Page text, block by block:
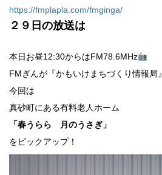
https://fmplapla.com/fmginga/
２９ 日の放送は
本日お昼12:30からはFM78.6MHz
FMぎんが『かもいけまちづくり情報局』
今回は
真砂町にある有料老人ホーム
「春うらら 月のうさぎ」
をピックアップ！